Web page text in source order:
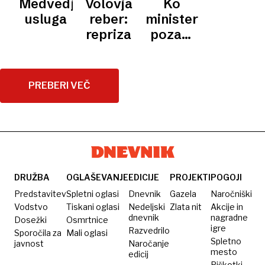
NA
BIOMASO
Medvedja
usluga
Volovja
reber:
repriza
Ko
minister
pozabi
PREBERI VEČ
DRUŽBA
Predstavitev
Vodstvo
Dosežki
Sporočila za
javnost
OGLAŠEVANJE
Spletni oglasi
Tiskani oglasi
Osmrtnice
Mali oglasi
EDICIJE
Dnevnik
Nedeljski
dnevnik
Razvedrilo
Naročanje
edicij
PROJEKTI
Gazela
Zlata nit
POGOJI
Naročniški
Akcije in
nagradne
igre
Spletno
mesto